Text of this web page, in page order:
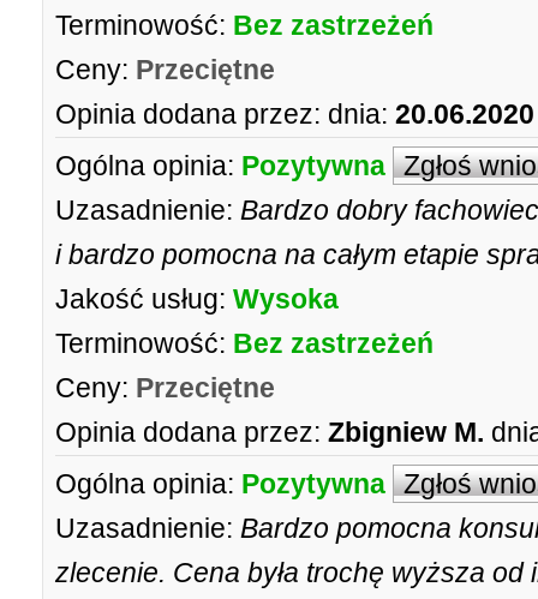
Terminowość: Bez zastrzeżeń
Ceny: Przeciętne
Opinia dodana przez: dnia:
Ogólna opinia: Pozytywna Zgłoś
Uzasadnienie: Bardzo dobry
i bardzo pomocna na całym etapie
Jakość usług: Wysoka
Terminowość: Bez zastrzeżeń
Ceny: Przeciętne
Opinia dodana przez: Zbigniew M.
Ogólna opinia: Pozytywna Zgłoś
Uzasadnienie: Bardzo pomocna
zlecenie. Cena była trochę wyższa od